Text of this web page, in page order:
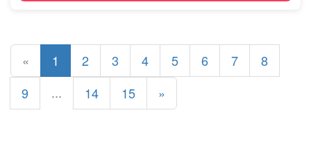
« 1 2 3 4 5 6 7
8
9
... 14 15 »